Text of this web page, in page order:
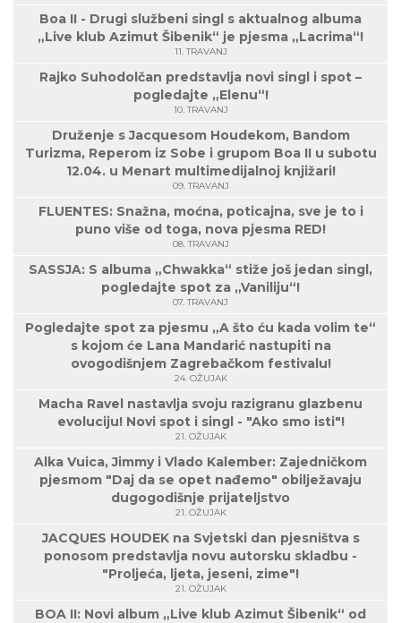
Boa II - Drugi službeni singl s aktualnog albuma
„Live klub Azimut Šibenik“ je pjesma „Lacrima“!
11. TRAVANJ
Rajko Suhodolčan predstavlja novi singl i spot –
pogledajte „Elenu“!
10. TRAVANJ
Druženje s Jacquesom Houdekom, Bandom
Turizma, Reperom iz Sobe i grupom Boa II u subotu
12.04. u Menart multimedijalnoj knjižari!
09. TRAVANJ
FLUENTES: Snažna, moćna, poticajna, sve je to i
puno više od toga, nova pjesma RED!
08. TRAVANJ
SASSJA: S albuma „Chwakka“ stiže još jedan singl,
pogledajte spot za „Vaniliju“!
07. TRAVANJ
Pogledajte spot za pjesmu „A što ću kada volim te“
s kojom će Lana Mandarić nastupiti na
ovogodišnjem Zagrebačkom festivalu!
24. OŽUJAK
Macha Ravel nastavlja svoju razigranu glazbenu
evoluciju! Novi spot i singl - "Ako smo isti"!
21. OŽUJAK
Alka Vuica, Jimmy i Vlado Kalember: Zajedničkom
pjesmom "Daj da se opet nađemo" obilježavaju
dugogodišnje prijateljstvo
21. OŽUJAK
JACQUES HOUDEK na Svjetski dan pjesništva s
ponosom predstavlja novu autorsku skladbu -
"Proljeća, ljeta, jeseni, zime"!
21. OŽUJAK
BOA II: Novi album „Live klub Azimut Šibenik“ od